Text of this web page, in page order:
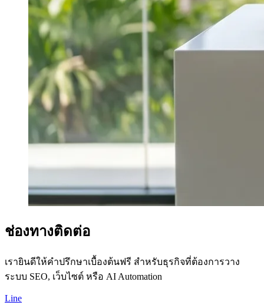
ช่องทางติดต่อ
เรายินดีให้คำปรึกษาเบื้องต้นฟรี สำหรับธุรกิจที่ต้องการวาง
ระบบ SEO, เว็บไซต์ หรือ AI Automation
Line